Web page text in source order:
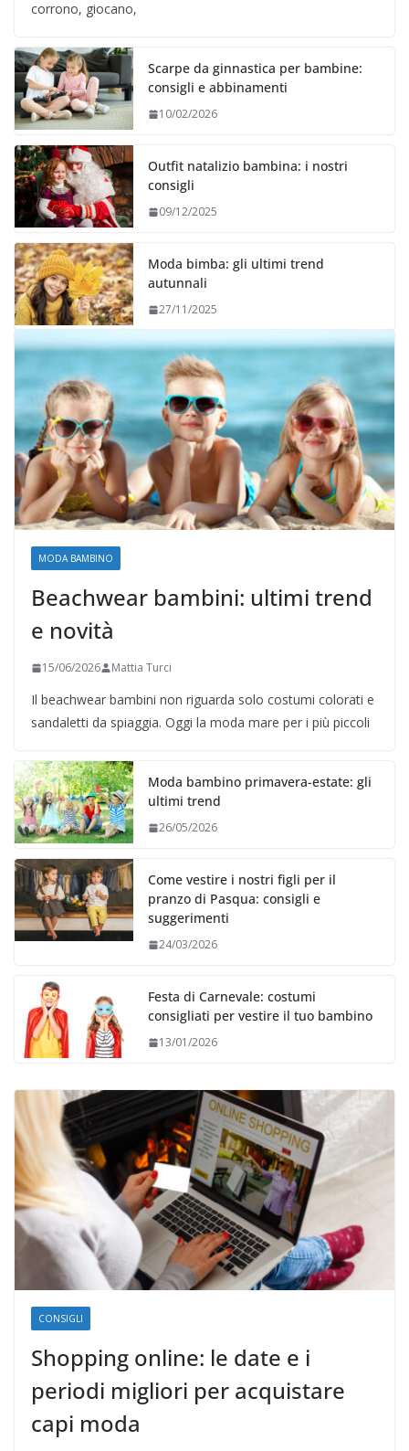
corrono, giocano,
Scarpe da ginnastica per bambine:
consigli e abbinamenti
10/02/2026
Outfit natalizio bambina: i nostri
consigli
09/12/2025
Moda bimba: gli ultimi trend
autunnali
27/11/2025
MODA BAMBINO
Beachwear bambini: ultimi trend
e novità
15/06/2026 Mattia Turci
Il beachwear bambini non riguarda solo costumi colorati e
sandaletti da spiaggia. Oggi la moda mare per i più piccoli
Moda bambino primavera-estate: gli
ultimi trend
26/05/2026
Come vestire i nostri figli per il
pranzo di Pasqua: consigli e
suggerimenti
24/03/2026
Festa di Carnevale: costumi
consigliati per vestire il tuo bambino
13/01/2026
CONSIGLI
Shopping online: le date e i
periodi migliori per acquistare
capi moda